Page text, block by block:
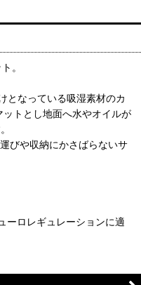
。
となっている吸湿素材のカ
トとし地面へ水やオイルが
びや収納にかさばらないサ
ーロレギュレーションに適